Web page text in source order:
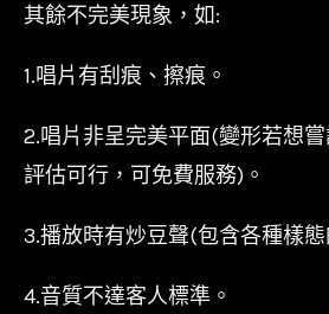
0002
量
其餘不完美現象，如:
1.唱片有刮痕、擦痕。
2.唱片非呈完美平面(變形若想
評估可行，可免費服務)。
3.播放時有炒豆聲(包含各種樣態
4.音質不達客人標準。